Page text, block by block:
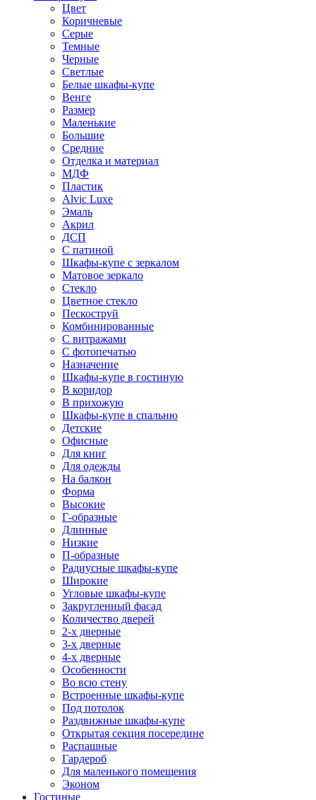
Цвет
Коричневые
Серые
Темные
Черные
Светлые
Белые шкафы-купе
Венге
Размер
Маленькие
Большие
Средние
Отделка и материал
МДФ
Пластик
Alvic Luxe
Эмаль
Акрил
ДСП
С патиной
Шкафы-купе с зеркалом
Матовое зеркало
Стекло
Цветное стекло
Пескоструй
Комбинированные
С витражами
С фотопечатью
Назначение
Шкафы-купе в гостиную
В коридор
В прихожую
Шкафы-купе в спальню
Детские
Офисные
Для книг
Для одежды
На балкон
Форма
Высокие
Г-образные
Длинные
Низкие
П-образные
Радиусные шкафы-купе
Широкие
Угловые шкафы-купе
Закругленный фасад
Количество дверей
2-х дверные
3-х дверные
4-х дверные
Особенности
Во всю стену
Встроенные шкафы-купе
Под потолок
Раздвижные шкафы-купе
Открытая секция посередине
Распашные
Гардероб
Для маленького помещения
Эконом
Гостиные